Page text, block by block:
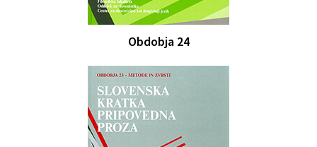
Obdobja 24